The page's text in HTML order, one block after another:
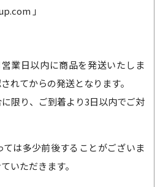
」
業日以内に商品を発送いたしま
れてからの発送となります。
限り、ご到着より3日以内でご対
は多少前後することがございま
いただきます。